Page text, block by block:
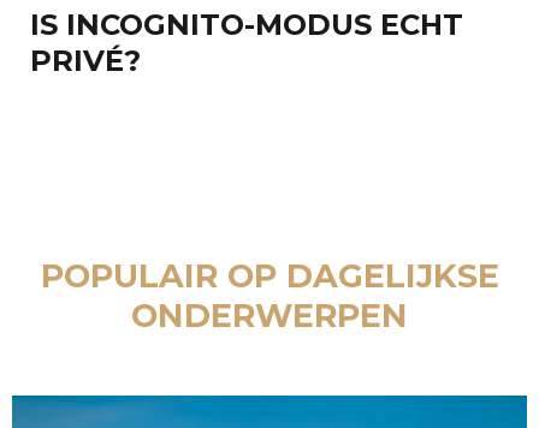
IS INCOGNITO-MODUS ECHT
PRIVÉ?
POPULAIR OP DAGELIJKSE
ONDERWERPEN